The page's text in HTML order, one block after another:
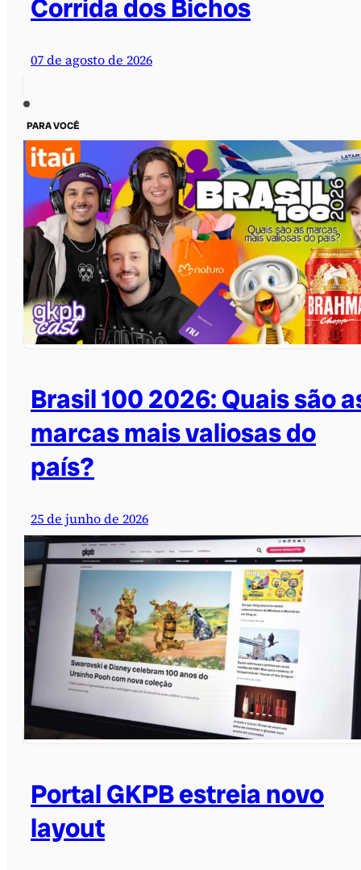
Corrida dos Bichos
07 de agosto de 2026
PARA VOCÊ
Brasil 100 2026: Quais são
marcas mais valiosas do
país?
25 de junho de 2026
Portal GKPB estreia novo
layout